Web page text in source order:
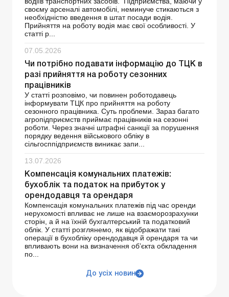
своєму арсеналі автомобілі, неминуче стикаються з
необхідністю введення в штат посади водія.
Прийняття на роботу водія має свої особливості. У
статті р...
07.05.2026
Чи потрібно подавати інформацію до ТЦК в
разі прийняття на роботу сезонних
працівників
У статті розповімо, чи повинен роботодавець
інформувати ТЦК про прийняття на роботу
сезонного працівника. Суть проблеми. Зараз багато
агропідприємств приймає працівників на сезонні
роботи. Через значні штрафні санкції за порушення
порядку ведення військового обліку в
сільгосппідприємств виникає запи...
13.07.2026
Компенсація комунальних платежів:
бухоблік та податок на прибуток у
орендодавця та орендаря
Компенсація комунальних платежів під час оренди
нерухомості впливає не лише на взаєморозрахунки
сторін, а й на їхній бухгалтерський та податковий
облік. У статті розглянемо, як відображати такі
операції в бухобліку орендодавця й орендаря та чи
впливають вони на визначення об’єкта обкладення
по...
До усіх новин